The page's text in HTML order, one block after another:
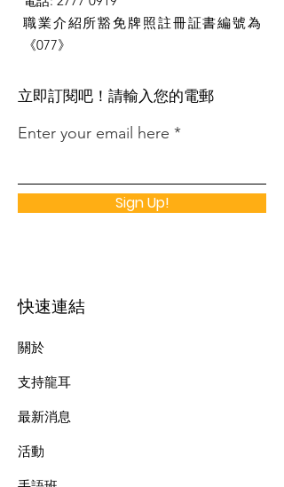
職業介紹所豁免牌照註冊証書編號為
《077》
​立即訂閱吧！請輸入您的電郵
Enter your email here
Sign Up!
快速連結
關於
支持龍耳
最新消息
​活動